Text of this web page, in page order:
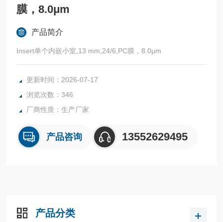
膜，8.0μm
产品简介
Insert单个内嵌小室,13 mm,24/6,PC膜，8.0μm
更新时间：2026-07-17
浏览次数：346
厂商性质：生产厂家
产品咨询 13552629495
产品分类